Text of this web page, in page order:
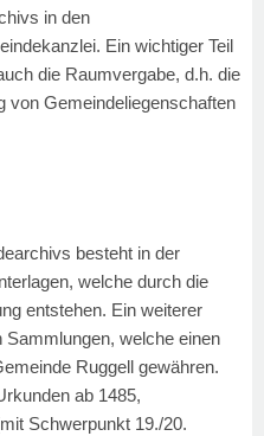
in den
Ein wichtiger Teil
die Raumvergabe, d.h. die
von Gemeindeliegenschaften
besteht in der
welche durch die
entstehen. Ein weiterer
welche einen
Ruggell gewähren.
ab 1485,
Schwerpunkt 19./20.